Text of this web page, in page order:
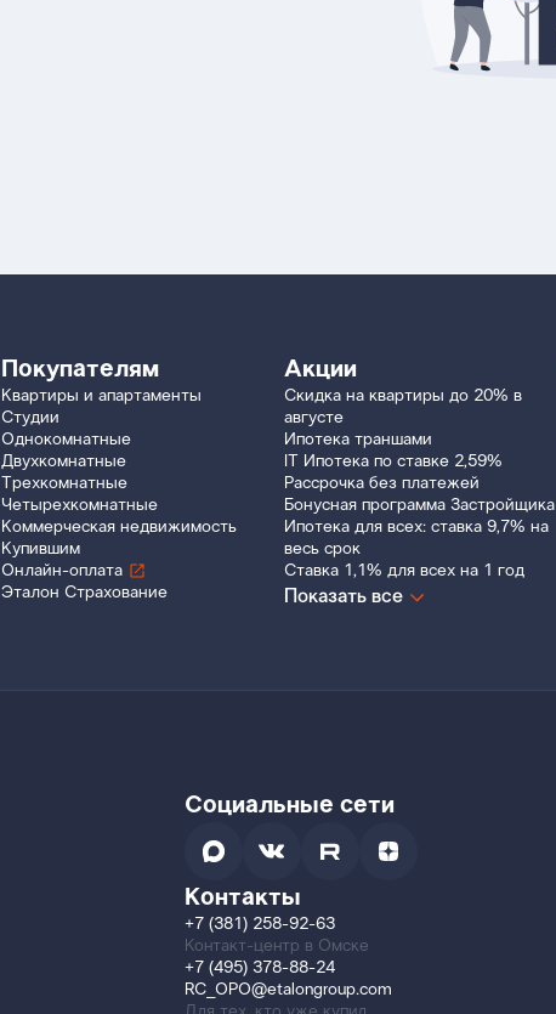
Покупателям
Квартиры и апартаменты
Студии
Однокомнатные
Двухкомнатные
Трехкомнатные
Четырехкомнатные
Коммерческая недвижимость
Купившим
Онлайн-оплата
Эталон Страхование
Акции
Скидка на квартиры до 20% в
августе
Ипотека траншами
IT Ипотека по ставке 2,59%
Рассрочка без платежей
Бонусная программа Застройщика
Ипотека для всех: ставка 9,7% на
весь срок
Ставка 1,1% для всех на 1 год
Показать все
Социальные сети
Контакты
+7 (381) 258-92-63
Контакт-центр в Омске
+7 (495) 378-88-24
RC_OPO@etalongroup.com